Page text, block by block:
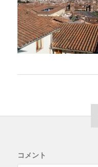
コメント